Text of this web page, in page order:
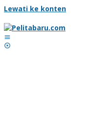
Lewati ke konten